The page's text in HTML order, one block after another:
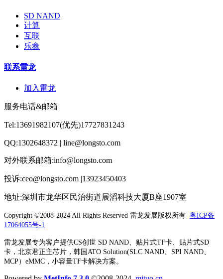
SD NAND
计算
互联
乐鑫
联系雷龙
加入雷龙
服务电话&邮箱
Tel:13691982107(优先)17727831243
QQ:1302648372 | line@longsto.com
对外联系邮箱:info@longsto.com
投诉:ceo@longsto.com |13923450403
地址:深圳市龙华区民治街道展滔科技大厦B座1907室
Copyright ©2008-2024 All Rights Reserved 雷龙发展版权所有 粤ICP备
17064055号-1
雷龙发展专为客户提供CS创世 SD NAND、贴片式TF卡、贴片式SD
卡，北京君正主芯片，韩国ATO Solution(SLC NAND、SPI NAND、
MCP）eMMC，小容量TF卡解决方案。